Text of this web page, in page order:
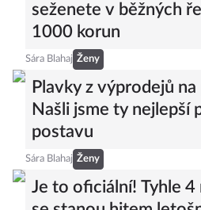
seženete v běžných
Ženy
Plavky z výprodejů na
Našli jsme ty nejlepší
postavu
Ženy
Je to oficiální! Tyhle 4